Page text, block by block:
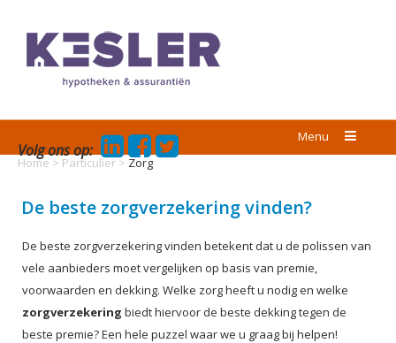
Menu
Volg ons op:
Home > Particulier> Zorg
De beste zorgverzekering vinden?
De beste zorgverzekering vinden betekent dat u de polissen van
vele aanbieders moet vergelijken op basis van premie,
voorwaarden en dekking. Welke zorg heeft u nodig en welke
zorgverzekering biedt hiervoor de beste dekking tegen de
beste premie? Een hele puzzel waar we u graag bij helpen!